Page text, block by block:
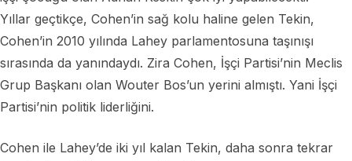
Yıllar geçtikçe, Cohen’in sağ kolu haline gelen Tekin,
Cohen’in 2010 yılında Lahey parlamentosuna taşınışı
sırasında da yanındaydı. Zira Cohen, İşçi Partisi’nin Meclis
Grup Başkanı olan Wouter Bos’un yerini almıştı. Yani İşçi
Partisi’nin politik liderliğini.
Cohen ile Lahey’de iki yıl kalan Tekin, daha sonra tekrar